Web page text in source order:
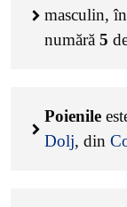
masculin,
numără 5
Poienile
Dolj, din